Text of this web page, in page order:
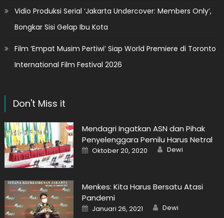
Vidio Produksi Serial ‘Jakarta Undercover: Members Only’,
Bongkar Sisi Gelap Ibu Kota
Film ‘Empat Musim Pertiwi’ Siap World Premiere di Toronto
International Film Festival 2026
Don't Miss it
Mendagri Ingatkan ASN dan Pihak
Penyelenggara Pemilu Harus Netral
Posted
on
Oktober 20, 2020 Author
Dewi
Menkes: Kita Harus Bersatu Atasi
Pandemi
Posted
on
Januari 26, 2021 Author
Dewi